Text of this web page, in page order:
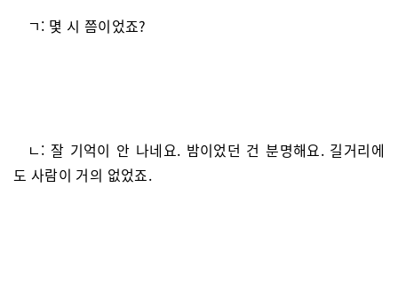
ㄱ: 몇 시 쯤이었죠?
ㄴ: 잘 기억이 안 나네요. 밤이었던 건 분명해요. 길거리에
도 사람이 거의 없었죠.